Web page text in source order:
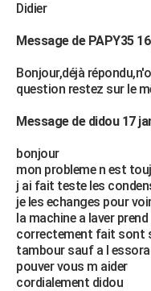
Didier
Message de PAPY35
Bonjour,déjà
question restez sur le
Message de didou 17
bonjour
mon probleme n est
j ai fait teste les
je les echanges pour
la machine a laver
correctement fait sont
tambour sauf a l
pouver vous m aider
cordialement didou